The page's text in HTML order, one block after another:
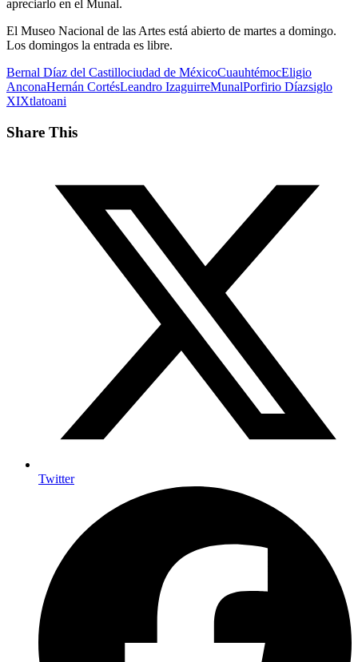
apreciarlo en el Munal.
El Museo Nacional de las Artes está abierto de martes a domingo.
Los domingos la entrada es libre.
Bernal Díaz del Castillociudad de MéxicoCuauhtémocEligio
AnconaHernán CortésLeandro IzaguirreMunalPorfirio Díazsiglo
XIXtlatoani
Share This
Twitter